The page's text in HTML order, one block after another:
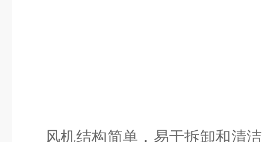
风机结构简单，易于拆卸和清